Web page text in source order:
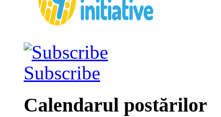
Subscribe
Calendarul postărilor